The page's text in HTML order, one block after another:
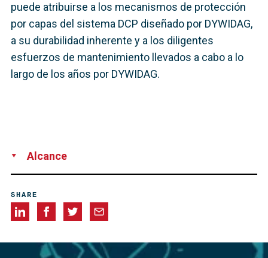
puede atribuirse a los mecanismos de protección
por capas del sistema DCP diseñado por DYWIDAG,
a su durabilidad inherente y a los diligentes
esfuerzos de mantenimiento llevados a cabo a lo
largo de los años por DYWIDAG.
Alcance
Supply
SHARE